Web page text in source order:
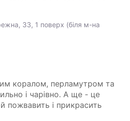
33, 1 поверх (біля м-на
коралом, перламутром та
і чарівно. А ще - це
пожвавить і прикрасить